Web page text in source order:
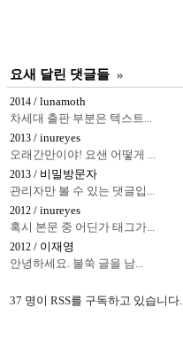
요새 달린 댓글들 »
2014 / lunamoth
차세대 출판 부분은 텍스트...
2013 / inureyes
오래간만이야! 요샌 어떻게 ...
2013 / 비밀방문자
관리자만 볼 수 있는 댓글입...
2012 / inureyes
혹시 본문 중 어딘가 태그가...
2012 / 이재영
안녕하세요. 불쑥 글을 남...
37 명이 RSS를 구독하고 있습니다.